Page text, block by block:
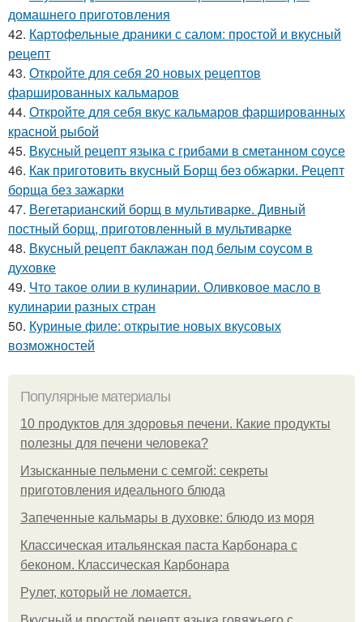
домашнего приготовления
42. Картофельные драники с салом: простой и вкусный
рецепт
43. Откройте для себя 20 новых рецептов
фаршированных кальмаров
44. Откройте для себя вкус кальмаров фаршированных
красной рыбой
45. Вкусный рецепт языка с грибами в сметанном соусе
46. Как приготовить вкусный Борщ без обжарки. Рецепт
борща без зажарки
47. Вегетарианский борщ в мультиварке. Дивный
постный борщ, приготовленный в мультиварке
48. Вкусный рецепт баклажан под белым соусом в
духовке
49. Что такое олии в кулинарии. Оливковое масло в
кулинарии разных стран
50. Куриные филе: открытие новых вкусовых
возможностей
Популярные материалы
10 продуктов для здоровья печени. Какие продукты
полезны для печени человека?
Изысканные пельмени с семгой: секреты
приготовления идеального блюда
Запеченные кальмары в духовке: блюдо из моря
Классическая итальянская паста Карбонара с
беконом. Классическая Карбонара
Рулет, который не ломается.